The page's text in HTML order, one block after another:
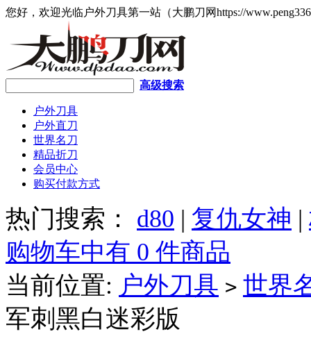
您好，欢迎光临户外刀具第一站（大鹏刀网https://
高级搜索
户外刀具
户外直刀
世界名刀
精品折刀
会员中心
购买付款方式
热门搜索： d80 | 复仇女神 |
购物车中有 0 件商品
当前位置: 户外刀具 > 世界
军刺黑白迷彩版